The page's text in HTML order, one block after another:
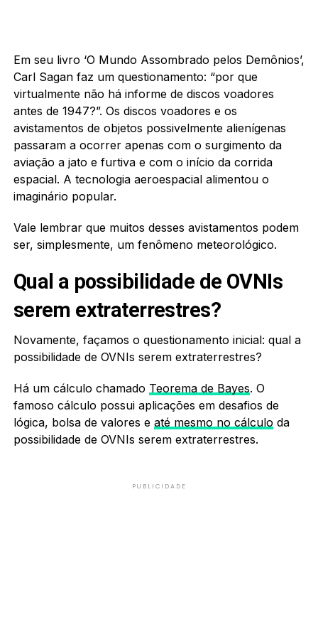
Em seu livro ‘O Mundo Assombrado pelos Demônios’,
Carl Sagan faz um questionamento: “por que
virtualmente não há informe de discos voadores
antes de 1947?”. Os discos voadores e os
avistamentos de objetos possivelmente alienígenas
passaram a ocorrer apenas com o surgimento da
aviação a jato e furtiva e com o início da corrida
espacial. A tecnologia aeroespacial alimentou o
imaginário popular.
Vale lembrar que muitos desses avistamentos podem
ser, simplesmente, um fenômeno meteorológico.
Qual a possibilidade de OVNIs
serem extraterrestres?
Novamente, façamos o questionamento inicial: qual a
possibilidade de OVNIs serem extraterrestres?
Há um cálculo chamado Teorema de Bayes. O
famoso cálculo possui aplicações em desafios de
lógica, bolsa de valores e até mesmo no cálculo da
possibilidade de OVNIs serem extraterrestres.
PUBLICIDADE